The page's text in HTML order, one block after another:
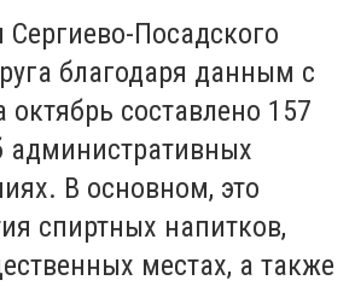
Сергиево-Посадского
благодаря данным с
октябрь составлено 157
административных
В основном, это
спиртных напитков,
местах, а также